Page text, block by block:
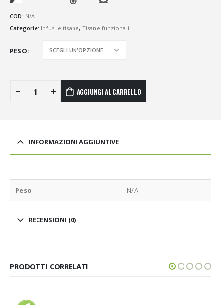
COD: N/A
Categorie: Infusi e tisane, Tisane funzionali
PESO
AGGIUNGI AL CARRELLO
INFORMAZIONI AGGIUNTIVE
Peso N/A
RECENSIONI (0)
PRODOTTI CORRELATI